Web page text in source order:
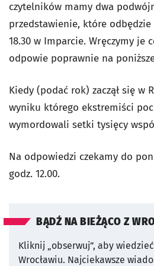
czytelników mamy dwa
przedstawienie, które odbędzie
18.30 w Imparcie. Wręczymy je
odpowie poprawnie na
Kiedy (podać rok) zaczął się w
wyniku którego ekstremiści
wymordowali setki tysięcy
Na odpowiedzi czekamy do
godz. 12.00.
BĄDŹ NA BIEŻĄCO Z
Kliknij „obserwuj”, aby
Wrocławiu. Najciekawsze